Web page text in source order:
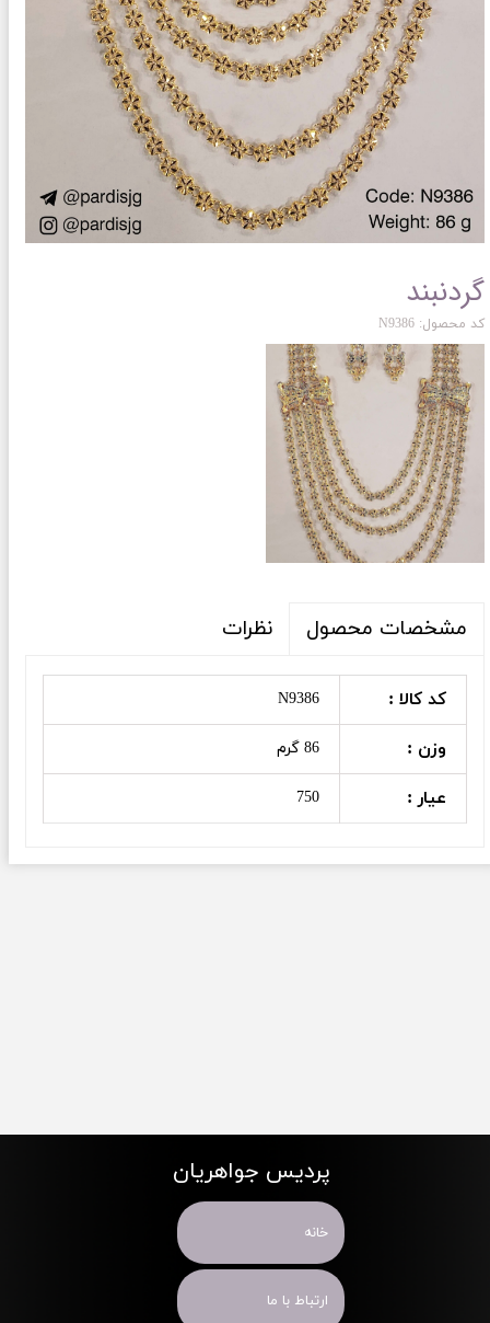
گردنبند
کد محصول: N9386
مشخصات محصول نظرات
کد کالا : N9386
وزن : 86 گرم
عیار : 750
پردیس جواهریان
خانه
ارتباط با ما